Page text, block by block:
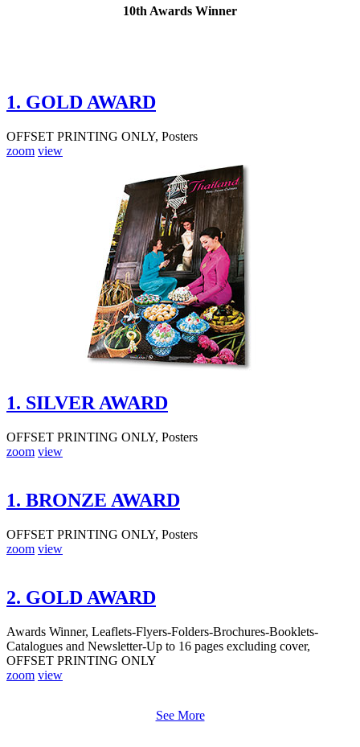
10th Awards Winner
1. GOLD AWARD
OFFSET PRINTING ONLY, Posters
zoom view
1. SILVER AWARD
OFFSET PRINTING ONLY, Posters
zoom view
1. BRONZE AWARD
OFFSET PRINTING ONLY, Posters
zoom view
2. GOLD AWARD
Awards Winner, Leaflets-Flyers-Folders-Brochures-Booklets-
Catalogues and Newsletter-Up to 16 pages excluding cover,
OFFSET PRINTING ONLY
zoom view
See More